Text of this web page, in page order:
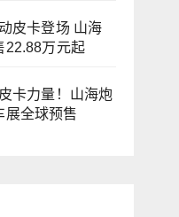
皮卡登场 山海
22.88万元起
卡力量！山海炮
展全球预售